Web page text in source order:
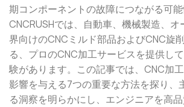
期コンポーネントの故障につながる可能
CNCRUSHでは、自動車、機械製造、
界向けのCNCミルド部品およびCNC旋
る、プロのCNC加工サービスを提供し
験があります。この記事では、CNC加
影響を与える7つの重要な方法を探り、
る洞察を明らかにし、エンジニアを高